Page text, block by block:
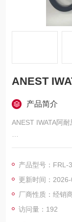
ANEST
产品简介
ANEST IWATA阿
高效节能：搭载*
约 1/3 以下的低速
双控制方式，减少
产品型号：FRL-
更新时间：
厂商性质：经销
访问量：192